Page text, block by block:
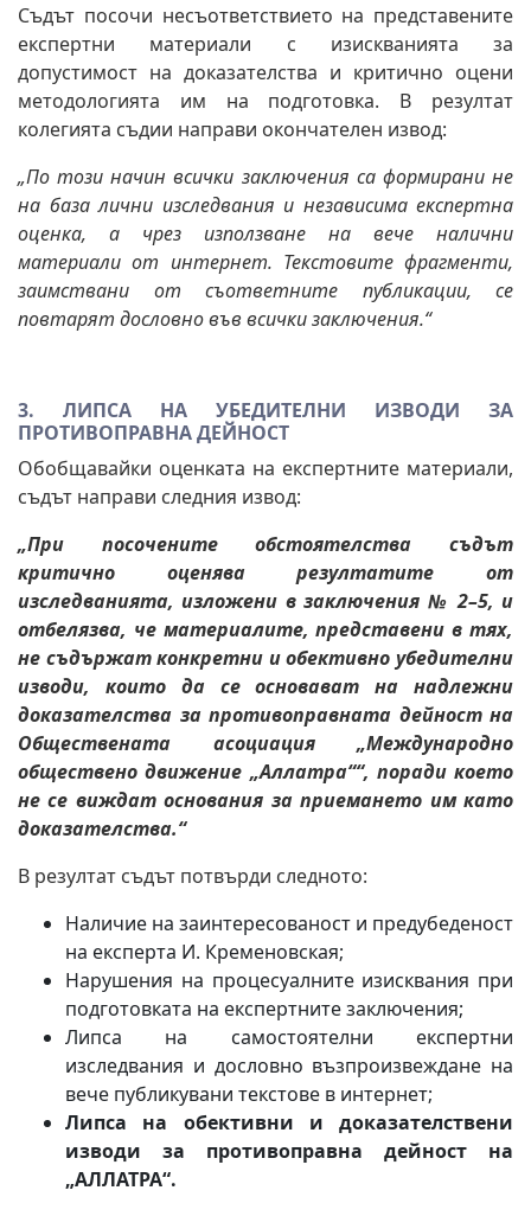
Съдът посочи несъответствието на представените
експертни материали с изискванията за
допустимост на доказателства и критично оцени
методологията им на подготовка. В резултат
колегията съдии направи окончателен извод:
„По този начин всички заключения са формирани не
на база лични изследвания и независима експертна
оценка, а чрез използване на вече налични
материали от интернет. Текстовите фрагменти,
заимствани от съответните публикации, се
повтарят дословно във всички заключения.“
3. ЛИПСА НА УБЕДИТЕЛНИ ИЗВОДИ ЗА
ПРОТИВОПРАВНА ДЕЙНОСТ
Обобщавайки оценката на експертните материали,
съдът направи следния извод:
„При посочените обстоятелства съдът
критично оценява резултатите от
изследванията, изложени в заключения № 2–5, и
отбелязва, че материалите, представени в тях,
не съдържат конкретни и обективно убедителни
изводи, които да се основават на надлежни
доказателства за противоправната дейност на
Обществената асоциация „Международно
обществено движение „Аллатра““, поради което
не се виждат основания за приемането им като
доказателства.“
В резултат съдът потвърди следното:
Наличие на заинтересованост и предубеденост
на експерта И. Кременовская;
Нарушения на процесуалните изисквания при
подготовката на експертните заключения;
Липса на самостоятелни експертни
изследвания и дословно възпроизвеждане на
вече публикувани текстове в интернет;
Липса на обективни и доказателствени
изводи за противоправна дейност на
„АЛЛАТРА“.